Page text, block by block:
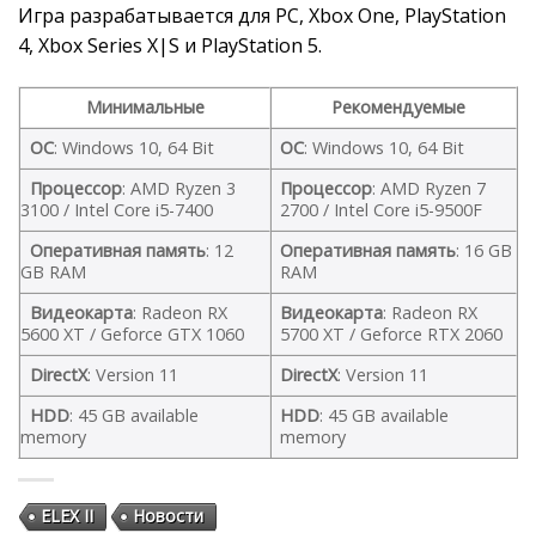
Игра разрабатывается для PC, Xbox One, PlayStation
4, Xbox Series X|S и PlayStation 5.
Минимальные
Рекомендуемые
ОС: Windows 10, 64 Bit ОС: Windows 10, 64 Bit
Процессор: AMD Ryzen 3
3100 / Intel Core i5-7400
Процессор: AMD Ryzen 7
2700 / Intel Core i5-9500F
Оперативная память: 12
GB RAM
Оперативная память: 16 GB
RAM
Видеокарта: Radeon RX
5600 XT / Geforce GTX 1060
Видеокарта: Radeon RX
5700 XT / Geforce RTX 2060
DirectX: Version 11 DirectX: Version 11
HDD: 45 GB available
memory
HDD: 45 GB available
memory
ELEX II Новости